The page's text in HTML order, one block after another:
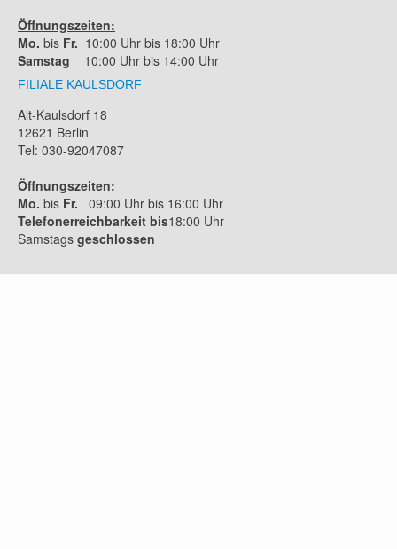
Öffnungszeiten:
Mo. bis Fr. 10:00 Uhr bis 18:00 Uhr
Samstag 10:00 Uhr bis 14:00 Uhr
FILIALE KAULSDORF
Alt-Kaulsdorf 18
12621 Berlin
Tel: 030-92047087
Öffnungszeiten:
Mo. bis Fr.
09:00 Uhr bis 16:00 Uhr
Telefonerreichbarkeit bis18:00 Uhr
Samstags geschlossen